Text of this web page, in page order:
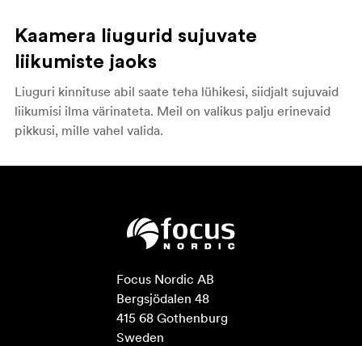
Kaamera liugurid sujuvate
liikumiste jaoks
Liuguri kinnituse abil saate teha lühikesi, siidjalt sujuvaid
liikumisi ilma värinateta. Meil on valikus palju erinevaid
pikkusi, mille vahel valida.
Focus Nordic AB
Bergsjödalen 48
415 68 Gothenburg
Sweden